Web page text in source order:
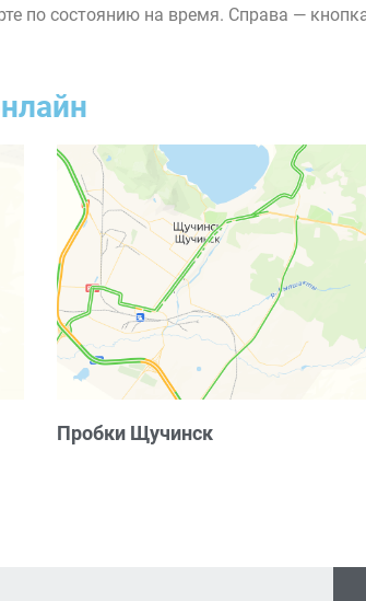
по состоянию на время. Справа —
Пробки Щучинск